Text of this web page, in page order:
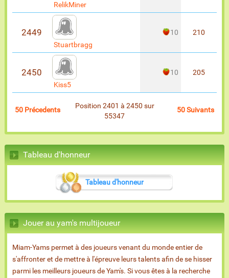
RelikMiner
2449
Stuartbragg
10 210
2450
Kiss5
10 205
50 Précedents
Position 2401 à 2450 sur
55347
50 Suivants
Tableau d'honneur
Tableau d'honneur
Jouer au yam's multijoueur
Miam-Yams permet à des joueurs venant du monde entier de
s'affronter et de mettre à l'épreuve leurs talents afin de se hisser
parmi les meilleurs joueurs de Yam's. Si vous êtes à la recherche